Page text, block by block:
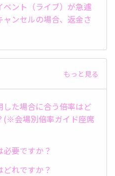
ント（ライブ）が急遽
ンセルの場合、返金さ
もっと見る
した場合に合う倍率はど
(※会場別倍率ガイド座席
要ですか？
れですか？